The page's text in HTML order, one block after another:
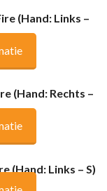
(Hand: Links –
(Hand: Rechts –
(Hand: Links – S)